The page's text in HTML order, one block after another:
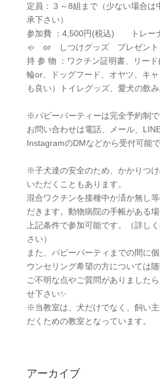
定員：３～8組まで（少ない場合は
承下さい）
参加費 ：4,500円(税込) トレー
ゃ or しつけグッズ プレゼント
持 参 物 ：ワクチン証明書、リー
輪or、ドッグフード、オヤツ、キ
も良い）トイレグッズ、愛犬の飲
※パピーパーティーは完全予約制で
お問い合わせは電話、メール、
InstagramのDMなどから受付可能で
※子犬達の安全のため、かかりつ
いただくこともあります。
混合ワクチンを接種中か済か無し
だきます。動物病院の手帳がある場
上記条件で参加可能です。（詳し
さい）
また、パピーパーティまでの間に
ウンセリング希望の方については随
ご不明な点やご質問がありました
せ下さい✨
※当教室は、犬だけでなく、飼い
だくための教室となっています。
アーカイブ